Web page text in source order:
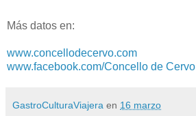
Más datos en:
www.concellodecervo.com
www.facebook.com/Concello de Cervo
GastroCulturaViajera en 16 marzo